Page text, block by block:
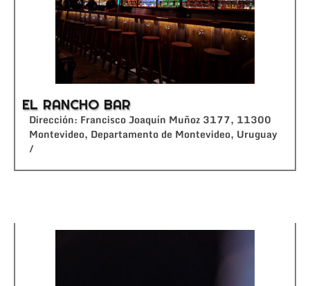
EL RANCHO BAR
Dirección: Francisco Joaquín Muñoz 3177, 11300
Montevideo, Departamento de Montevideo, Uruguay
/